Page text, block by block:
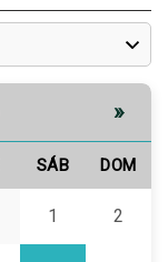
»
SÁB DOM
1 2